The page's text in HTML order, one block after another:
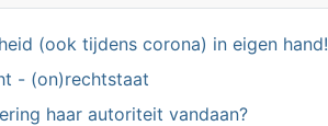
(ook tijdens corona) in eigen hand!
- (on)rechtstaat
haar autoriteit vandaan?